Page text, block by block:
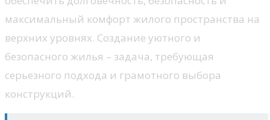
максимальный комфорт жилого пространства на
верхних уровнях. Создание уютного и
безопасного жилья – задача, требующая
серьезного подхода и грамотного выбора
конструкций.